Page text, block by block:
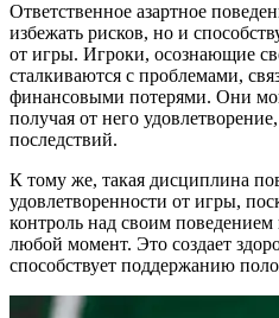
Ответственное азартное
избежать рисков, но и
от игры. Игроки, осознающие
сталкиваются с проблемами,
финансовыми потерями. Они
получая от него
последствий.
К тому же, такая дисциплина
удовлетворенности от игры,
контроль над своим поведением
любой момент. Это создает
способствует поддержанию